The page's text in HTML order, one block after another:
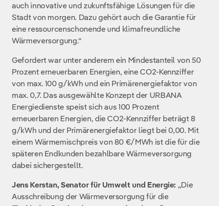
auch innovative und zukunftsfähige Lösungen für die
Stadt von morgen. Dazu gehört auch die Garantie für
eine ressourcenschonende und klimafreundliche
Wärmeversorgung.“
Gefordert war unter anderem ein Mindestanteil von 50
Prozent erneuerbaren Energien, eine CO2-Kennziffer
von max. 100 g/kWh und ein Primärenergiefaktor von
max. 0,7. Das ausgewählte Konzept der URBANA
Energiedienste speist sich aus 100 Prozent
erneuerbaren Energien, die CO2-Kennziffer beträgt 8
g/kWh und der Primärenergiefaktor liegt bei 0,00. Mit
einem Wärmemischpreis von 80 €/MWh ist die für die
späteren Endkunden bezahlbare Wärmeversorgung
dabei sichergestellt.
Jens Kerstan, Senator für Umwelt und Energie: „Die
Ausschreibung der Wärmeversorgung für die